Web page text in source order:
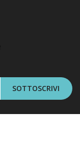
SOTTOSCRIVI